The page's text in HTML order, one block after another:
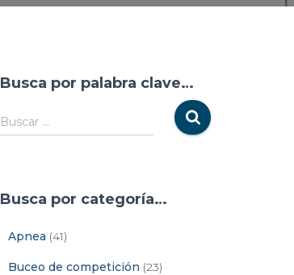
Busca por palabra clave…
Buscar …
Busca por categoría…
Apnea (41)
Buceo de competición (23)